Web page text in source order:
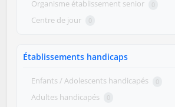
Organisme établissement senior 0
Centre de jour 0
Établissements handicaps
Enfants / Adolescents handicapés 0
Adultes handicapés 0